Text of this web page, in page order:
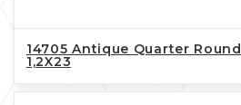
14705 Antique Quarter
1,2X23